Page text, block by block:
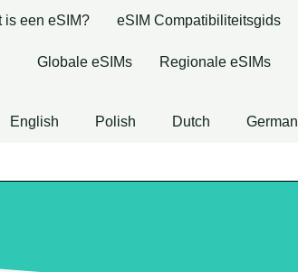
is een eSIM? eSIM Compatibiliteitsgids
Globale eSIMs Regionale eSIMs
English Polish Dutch German